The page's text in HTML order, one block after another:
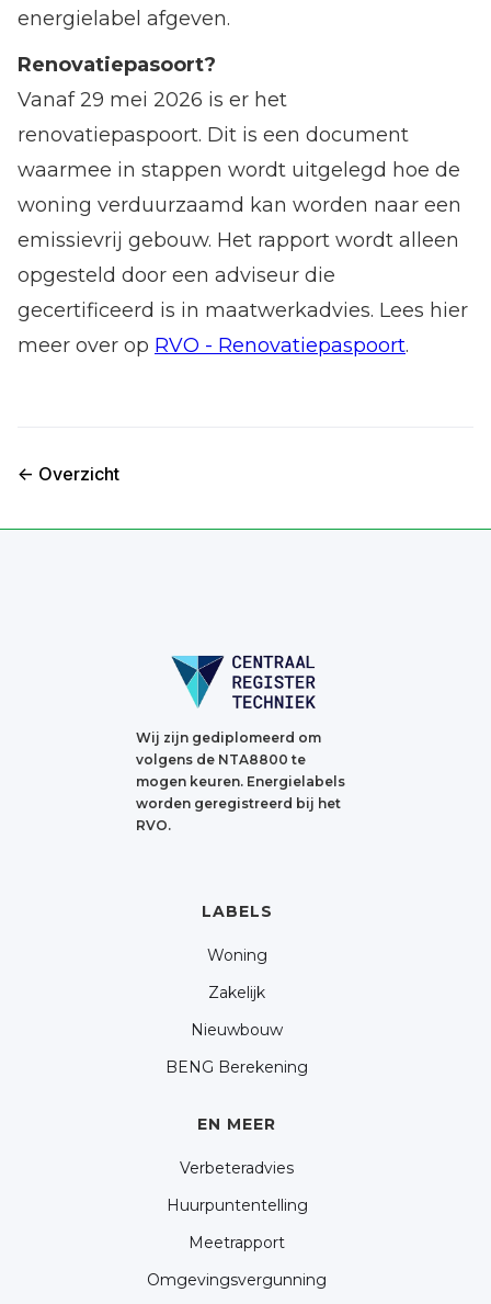
energielabel afgeven.
Renovatiepasoort?
Vanaf 29 mei 2026 is er het
renovatiepaspoort. Dit is een document
waarmee in stappen wordt uitgelegd hoe de
woning verduurzaamd kan worden naar een
emissievrij gebouw. Het rapport wordt alleen
opgesteld door een adviseur die
gecertificeerd is in maatwerkadvies. Lees hier
meer over op RVO - Renovatiepaspoort.
<- Overzicht
Wij zijn gediplomeerd om
volgens de NTA8800 te
mogen keuren. Energielabels
worden geregistreerd bij het
RVO.
LABELS
Woning
Zakelijk
Nieuwbouw
BENG Berekening
EN MEER
Verbeteradvies
Huurpuntentelling
Meetrapport
Omgevingsvergunning